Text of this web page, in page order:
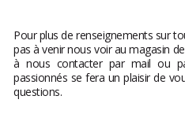
Pour plus de renseignements sur
pas à venir nous voir au magasin
à nous contacter par mail ou
passionnés se fera un plaisir de
questions.